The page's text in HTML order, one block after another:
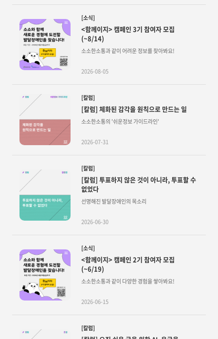
[소식]
<함께이지> 캠페인 3기 참여자 모집
(~8/14)
소소한소통과 같이 어려운 정보를 찾아봐요!
2026-08-05
[칼럼]
[칼럼] 체화된 감각을 원칙으로 만드는 일
소소한소통의 '쉬운정보 가이드라인'
2026-07-31
[칼럼]
[칼럼] 투표하지 않은 것이 아니라, 투표할 수
없었다
선명해진 발달장애인의 목소리
2026-06-30
[소식]
<함께이지> 캠페인 2기 참여자 모집
(~6/19)
소소한소통과 같이 다양한 경험을 쌓아봐요!
2026-06-15
[칼럼]